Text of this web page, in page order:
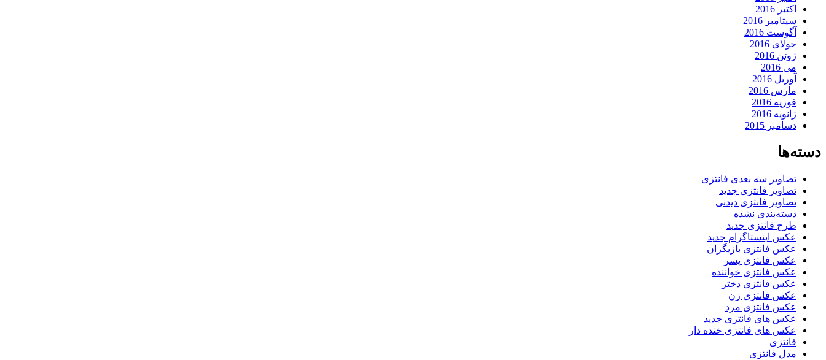
اکتبر 2016
سپتامبر 2016
آگوست 2016
جولای 2016
ژوئن 2016
می 2016
آوریل 2016
مارس 2016
فوریه 2016
ژانویه 2016
دسامبر 2015
دسته‌ها
تصاویر سه بعدی فانتزی
تصاویر فانتزی جدید
تصاویر فانتزی دیدنی
دسته‌بندی نشده
طرح فانتزی جدید
عکس اینستاگرام جدید
عکس فانتزی بازیگران
عکس فانتزی پسر
عکس فانتزی خواننده
عکس فانتزی دختر
عکس فانتزی زن
عکس فانتزی مرد
عکس های فانتزی جدید
عکس های فانتزی خنده دار
فانتزی
مدل فانتزی